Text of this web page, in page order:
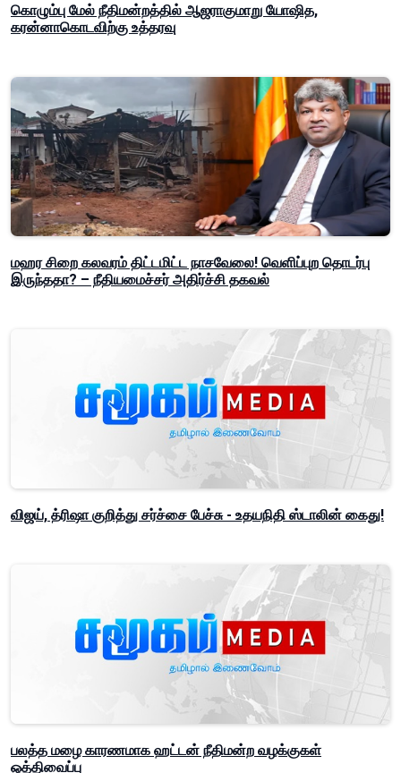
கொழும்பு மேல் நீதிமன்றத்தில் ஆஜராகுமாறு யோஷித,
கரன்னாகொடவிற்கு உத்தரவு
மஹர சிறை கலவரம் திட்டமிட்ட நாசவேலை! வெளிப்புற தொடர்பு
இருந்ததா? – நீதியமைச்சர் அதிர்ச்சி தகவல்
விஜய், த்ரிஷா குறித்து சர்ச்சை பேச்சு - உதயநிதி ஸ்டாலின் கைது!
பலத்த மழை காரணமாக ஹட்டன் நீதிமன்ற வழக்குகள்
ஒத்திவைப்பு